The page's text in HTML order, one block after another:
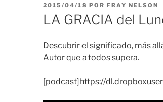
PUBLICADO
EL
2015/04/18 POR FRAY NELSON
LA GRACIA del
Descubrir el significado, más
Autor que a todos supera.
[podcast]https://